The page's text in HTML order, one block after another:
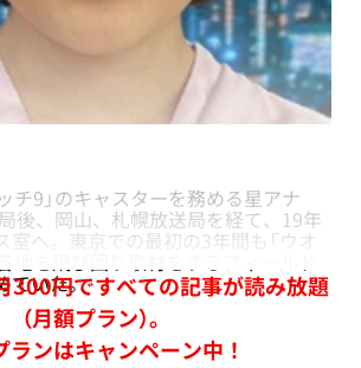
チ9」のキャスターを務める星アナ
後、岡山、札幌放送局を経て、19年
室へ。東京での最初の3年間も「ウオ
ていた。
300円ですべての記事が読み放題
（月額プラン）。
ランはキャンペーン中！